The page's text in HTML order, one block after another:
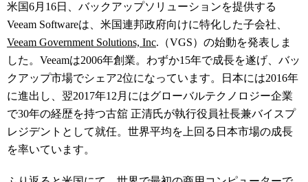
米国6月16日、バックアップソリューションを提供する
Veeam Softwareは
米国連邦政府向けに特化した子会社、
Veeam Government Solutions, Inc.（VGS）の始動を発表しま
した。 Veeamは2006年創業。わずか15年で成長を遂げ、 バッ
クアップ市場でシェア2位になっています。
日本には2016年
に進出し、翌2017年12月にはグローバルテクノロジー企業
で30年の経歴を持つ古舘 正清氏が執行役員社長兼バイスプ
レジデントとして就任。世界平均を上回る日本市場の成長
を率いています。